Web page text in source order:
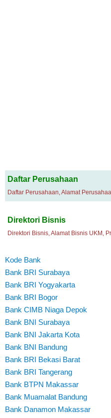
Daftar Perusahaan
Daftar Perusahaan, Alamat
Direktori Bisnis
Direktori Bisnis, Alamat Bisnis UKM,
Kode Bank
Bank BRI Surabaya
Bank BRI Yogyakarta
Bank BRI Bogor
Bank CIMB Niaga Depok
Bank BNI Surabaya
Bank BNI Jakarta Kota
Bank BNI Bandung
Bank BRI Bekasi Barat
Bank BRI Tangerang
Bank BTPN Makassar
Bank Muamalat Bandung
Bank Danamon Makassar